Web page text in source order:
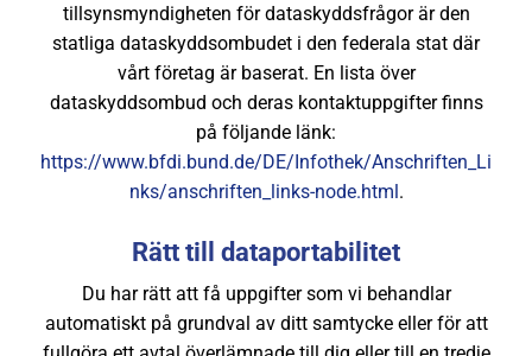
tillsynsmyndigheten för dataskyddsfrågor är den
statliga dataskyddsombudet i den federala stat där
vårt företag är baserat. En lista över
dataskyddsombud och deras kontaktuppgifter finns
på följande länk:
https://www.bfdi.bund.de/DE/Infothek/Anschriften_Li
nks/anschriften_links-node.html .
Rätt till dataportabilitet
Du har rätt att få uppgifter som vi behandlar
automatiskt på grundval av ditt samtycke eller för att